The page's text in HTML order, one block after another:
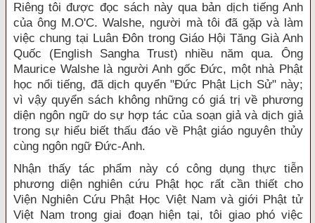
Riêng tôi được đọc sách này qua bản dịch tiếng Anh
của ông M.O'C. Walshe, người mà tôi đã gặp và làm
việc chung tại Luân Ðôn trong Giáo Hội Tăng Già Anh
Quốc (English Sangha Trust) nhiều năm qua. Ông
Maurice Walshe là người Anh gốc Ðức, một nhà Phật
học nổi tiếng, đã dịch quyển "Ðức Phật Lịch Sử" này;
vì vậy quyển sách không những có giá trị về phương
diện ngôn ngữ do sự hợp tác của soạn giả và dịch giả
trong sự hiểu biết thấu đáo về Phật giáo nguyên thủy
cùng ngôn ngữ Ðức-Anh.
Nhận thấy tác phẩm này có công dụng thực tiễn
phương diện nghiên cứu Phật học rất cần thiết cho
Viện Nghiên Cứu Phật Học Việt Nam và giới Phật tử
Việt Nam trong giai đoạn hiện tại, tôi giao phó việc